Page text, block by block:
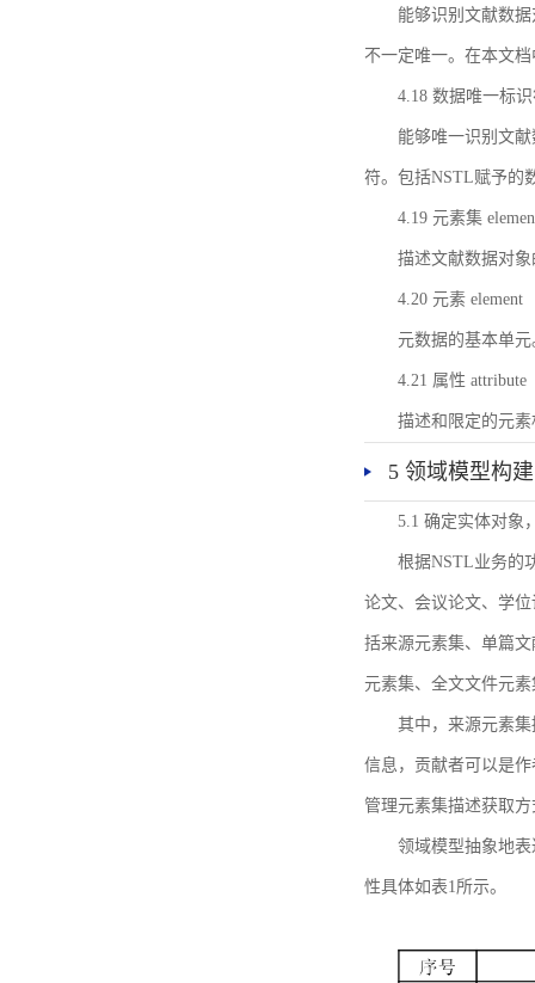
能够识别文献数
不一定唯一。在本文
4.18 数据唯一标
能够唯一识别文
符。包括NSTL赋予的
4.19 元素集
描述文献数据对
4.20 元素 element
元数据的基本单元
4.21 属性 attribute
描述和限定的元
5 领域模型构建
5.1 确定实体对象
根据NSTL业务的
论文、会议论文、学
括来源元素集、单篇
元素集、全文文件元
其中，来源元素
信息，贡献者可以是
管理元素集描述获取
领域模型抽象地
性具体如表1所示。